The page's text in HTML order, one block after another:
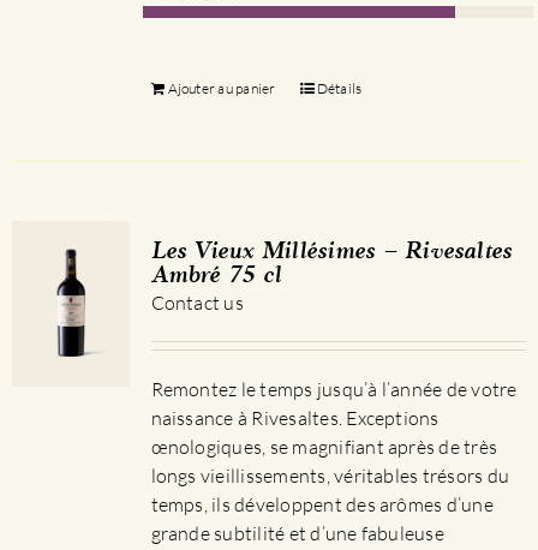
Ajouter au panier Détails
Les Vieux Millésimes – Rivesaltes
Ambré 75 cl
Contact us
Remontez le temps jusqu’à l’année de votre
naissance à Rivesaltes. Exceptions
œnologiques, se magnifiant après de très
longs vieillissements, véritables trésors du
temps, ils développent des arômes d’une
grande subtilité et d’une fabuleuse